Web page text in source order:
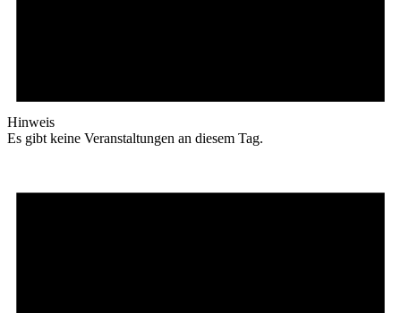
Hinweis
Es gibt keine Veranstaltungen an diesem Tag.